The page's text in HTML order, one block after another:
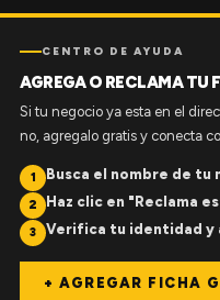
CENTRO DE AYUDA
AGREGA O RECLAMA TU
Si tu negocio ya esta en el
no, agregalo gratis y conecta
1 Busca el nombre de
2 Haz clic en "Reclama
3 Verifica tu identidad y
+ AGREGAR FICHA